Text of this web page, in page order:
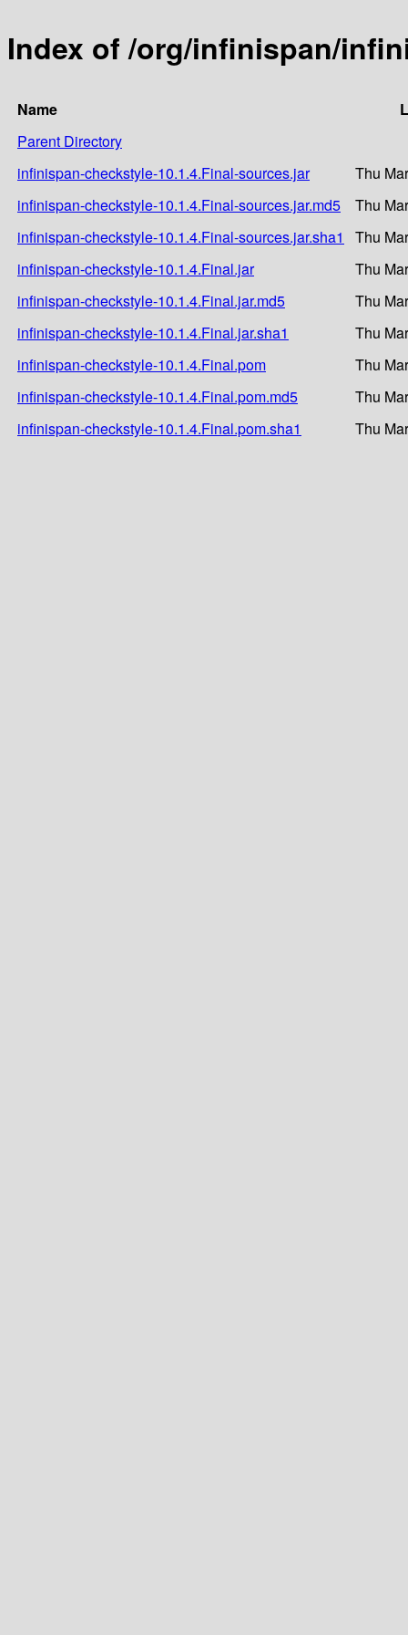
Index of /org/infinispan/
Name
Parent Directory
infinispan-checkstyle-10.1.4.Final-sources.jar
Thu
infinispan-checkstyle-10.1.4.Final-sources.jar.md5
Thu
infinispan-checkstyle-10.1.4.Final-sources.jar.sha1
Thu
infinispan-checkstyle-10.1.4.Final.jar
Thu
infinispan-checkstyle-10.1.4.Final.jar.md5
Thu
infinispan-checkstyle-10.1.4.Final.jar.sha1
Thu
infinispan-checkstyle-10.1.4.Final.pom
Thu
infinispan-checkstyle-10.1.4.Final.pom.md5
Thu
infinispan-checkstyle-10.1.4.Final.pom.sha1
Thu